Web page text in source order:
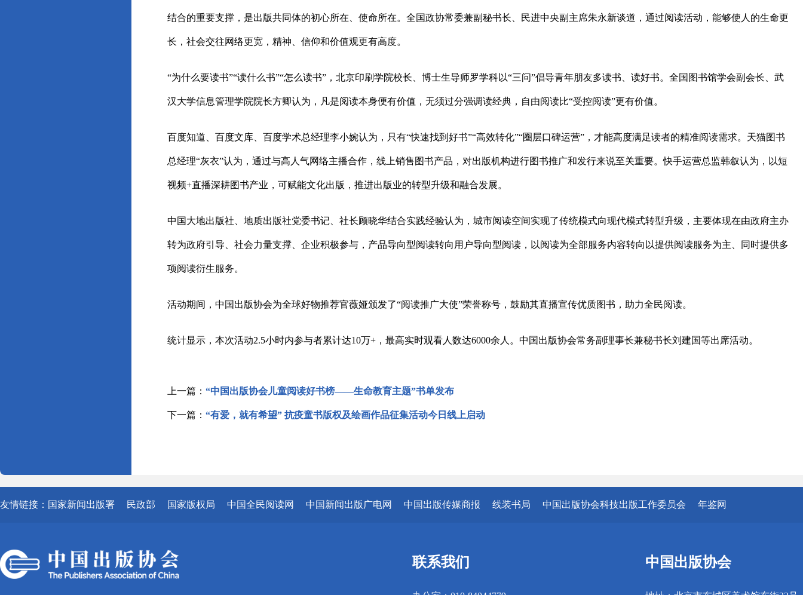
结合的重要支撑，是出版共同体的初心所在、使命所在。全国政协常委兼副秘书长、民进中央副主席朱永新谈道，通过阅读活动，能够使人的生命更
长，社会交往网络更宽，精神、信仰和价值观更有高度。
“为什么要读书”“读什么书”“怎么读书”，北京印刷学院校长、博士生导师罗学科以“三问”倡导青年朋友多读书、读好书。全国图书馆学会副会长、武
汉大学信息管理学院院长方卿认为，凡是阅读本身便有价值，无须过分强调读经典，自由阅读比“受控阅读”更有价值。
百度知道、百度文库、百度学术总经理李小婉认为，只有“快速找到好书”“高效转化”“圈层口碑运营”，才能高度满足读者的精准阅读需求。天猫图书
总经理“灰衣”认为，通过与高人气网络主播合作，线上销售图书产品，对出版机构进行图书推广和发行来说至关重要。快手运营总监韩叙认为，以短
视频+直播深耕图书产业，可赋能文化出版，推进出版业的转型升级和融合发展。
中国大地出版社、地质出版社党委书记、社长顾晓华结合实践经验认为，城市阅读空间实现了传统模式向现代模式转型升级，主要体现在由政府主办
转为政府引导、社会力量支撑、企业积极参与，产品导向型阅读转向用户导向型阅读，以阅读为全部服务内容转向以提供阅读服务为主、同时提供多
项阅读衍生服务。
活动期间，中国出版协会为全球好物推荐官薇娅颁发了“阅读推广大使”荣誉称号，鼓励其直播宣传优质图书，助力全民阅读。
统计显示，本次活动2.5小时内参与者累计达10万+，最高实时观看人数达6000余人。中国出版协会常务副理事长兼秘书长刘建国等出席活动。
上一篇： “中国出版协会儿童阅读好书榜——生命教育主题”书单发布
下一篇： “有爱，就有希望” 抗疫童书版权及绘画作品征集活动今日线上启动
友情链接： 国家新闻出版署 民政部 国家版权局 中国全民阅读网 中国新闻出版广电网 中国出版传媒商报 线装书局 中国出版协会科技出版工作委员会 年鉴网
联系我们 中国出版协会